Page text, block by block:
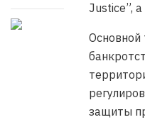
Justice”,
Основной
защиты